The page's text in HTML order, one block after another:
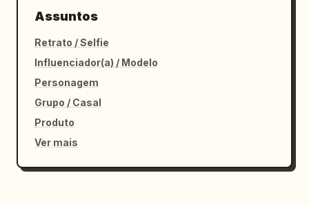
Assuntos
Retrato / Selfie
Influenciador(a) / Modelo
Personagem
Grupo / Casal
Produto
Ver mais